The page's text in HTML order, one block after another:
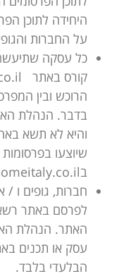
היחידה לתוכן
על החברות
כל עסקה
הרוכש ובין
בדבר. הנהלת
והיא לא תשא
שיוצעו
בhomeitaly.co.il או ירכשו באמצעותן.
חברות, גופים ו /
לפרסם באתר
האתר. הנהלת
עסק או תכנים
הבלעדי בלבד.